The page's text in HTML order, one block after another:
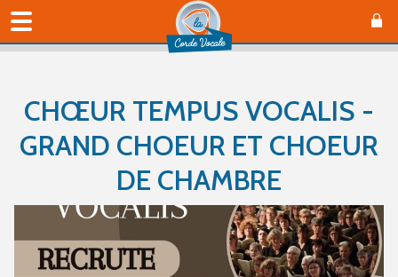
CHŒUR TEMPUS VOCALIS -
GRAND CHOEUR ET CHOEUR
DE CHAMBRE